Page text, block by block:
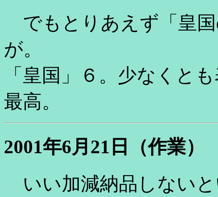
でもとりあえず「皇
が。
「皇国」６。少なくと
最高。
2001年6月21日（作業）
いい加減納品しない